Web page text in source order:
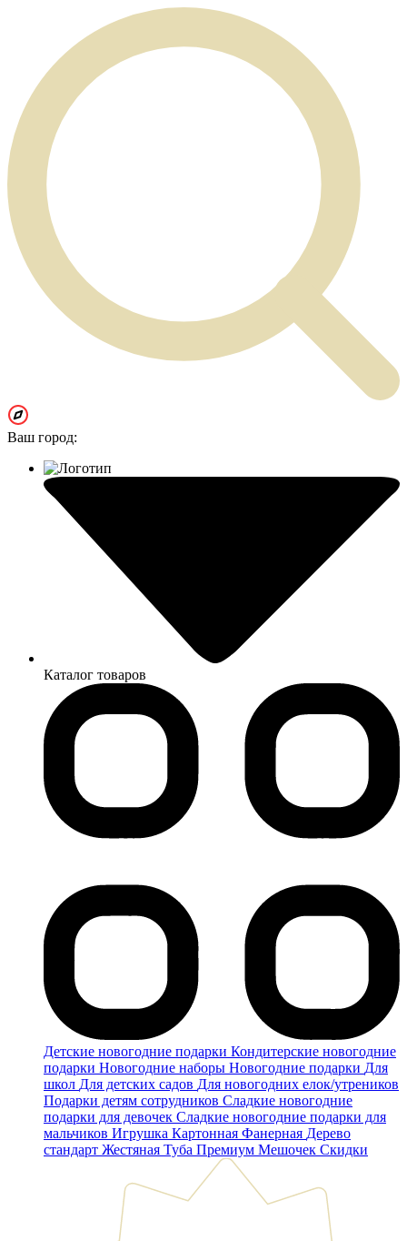
Ваш город:
Каталог товаров
Детские новогодние подарки Кондитерские новогодние
подарки Новогодние наборы Новогодние подарки Для
школ Для детских садов Для новогодних елок/утреников
Подарки детям сотрудников Сладкие новогодние
подарки для девочек Сладкие новогодние подарки для
мальчиков Игрушка Картонная Фанерная Дерево
стандарт Жестяная Туба Премиум Мешочек Скидки